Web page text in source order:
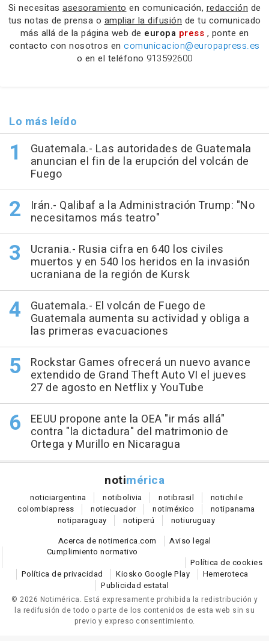
Si necesitas asesoramiento en comunicación, redacción de
tus notas de prensa o ampliar la difusión de tu comunicado
más allá de la página web de europa press , ponte en
contacto con nosotros en comunicacion@europapress.es
o en el teléfono 913592600
Lo más leído
Guatemala.- Las autoridades de Guatemala
anuncian el fin de la erupción del volcán de
Fuego
Irán.- Qalibaf a la Administración Trump: "No
necesitamos más teatro"
Ucrania.- Rusia cifra en 640 los civiles
muertos y en 540 los heridos en la invasión
ucraniana de la región de Kursk
Guatemala.- El volcán de Fuego de
Guatemala aumenta su actividad y obliga a
las primeras evacuaciones
Rockstar Games ofrecerá un nuevo avance
extendido de Grand Theft Auto VI el jueves
27 de agosto en Netflix y YouTube
EEUU propone ante la OEA "ir más allá"
contra "la dictadura" del matrimonio de
Ortega y Murillo en Nicaragua
notimérica
noticiargentina notibolivia notibrasil notichile
colombiapress notiecuador notiméxico notipanama
notiparaguay notiperú notiuruguay
Acerca de notimerica.com
Aviso legal
Cumplimiento normativo
Política de cookies
Política de privacidad
Kiosko Google Play
Hemeroteca
Publicidad estatal
© 2026 Notimérica. Está expresamente prohibida la redistribución y
la redifusión de todo o parte de los contenidos de esta web sin su
previo y expreso consentimiento.